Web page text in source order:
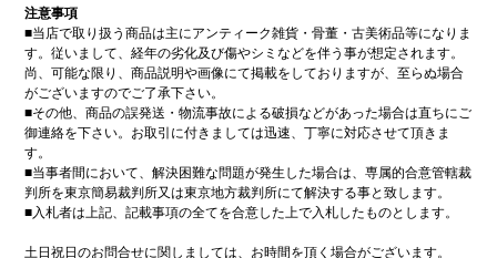
注意事項
■当店で取り扱う商品は主にアンティーク雑貨・骨董・古美術品等になりま
す。従いまして、経年の劣化及び傷やシミなどを伴う事が想定されます。
尚、可能な限り、商品説明や画像にて掲載をしておりますが、至らぬ場合
がございますのでご了承下さい。
■その他、商品の誤発送・物流事故による破損などがあった場合は直ちにご
御連絡を下さい。お取引に付きましては迅速、丁寧に対応させて頂きま
す。
■当事者間において、解決困難な問題が発生した場合は、専属的合意管轄裁
判所を東京簡易裁判所又は東京地方裁判所にて解決する事と致します。
■入札者は上記、記載事項の全てを合意した上で入札したものとします。
土日祝日のお問合せに関しましては、お時間を頂く場合がございます。